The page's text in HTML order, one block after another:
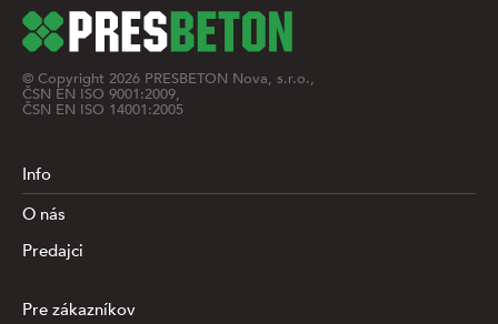
© Copyright 2026 PRESBETON Nova, s.r.o.,
ČSN EN ISO 9001:2009,
ČSN EN ISO 14001:2005
Info
O nás
Predajci
Pre zákazníkov